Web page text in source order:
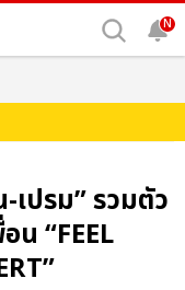
N
เปรม” รวมตัว
น “FEEL